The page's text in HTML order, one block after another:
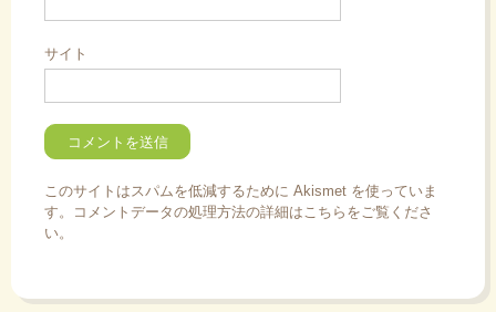
サイト
このサイトはスパムを低減するために Akismet を使っていま
す。
コメントデータの処理方法の詳細はこちらをご覧くださ
い。